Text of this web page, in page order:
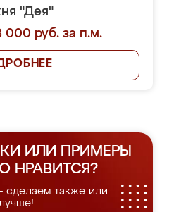
"Дея"
000 руб. за п.м.
ИЛИ ПРИМЕРЫ
НРАВИТСЯ?
сделаем также или